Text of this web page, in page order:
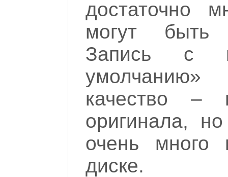
достаточно
могут
Запись с
качество –
оригинала,
очень много
диске.